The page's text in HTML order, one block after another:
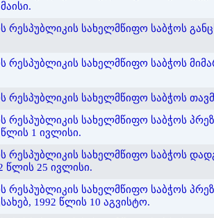
სახელმწიფო საბჭოს
რესპუბლიკის სახელმწიფო საბჭოს
რესპუბლიკის სახელმწიფო საბჭოს
რესპუბლიკის სახელმწიფო საბჭოს
წლის 1 ივლისი.
რესპუბლიკის სახელმწიფო საბჭოს
წლის 25 ივლისი.
რესპუბლიკის სახელმწიფო საბჭოს
1992 წლის 10 აგვისტო.